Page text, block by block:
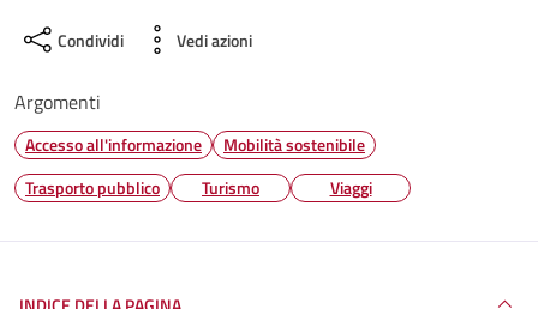
Condividi Vedi azioni
Argomenti
Accesso all'informazione
Mobilità sostenibile
Trasporto pubblico
Turismo Viaggi